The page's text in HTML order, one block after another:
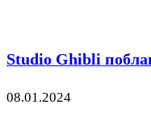
Studio Ghibli
08.01.2024